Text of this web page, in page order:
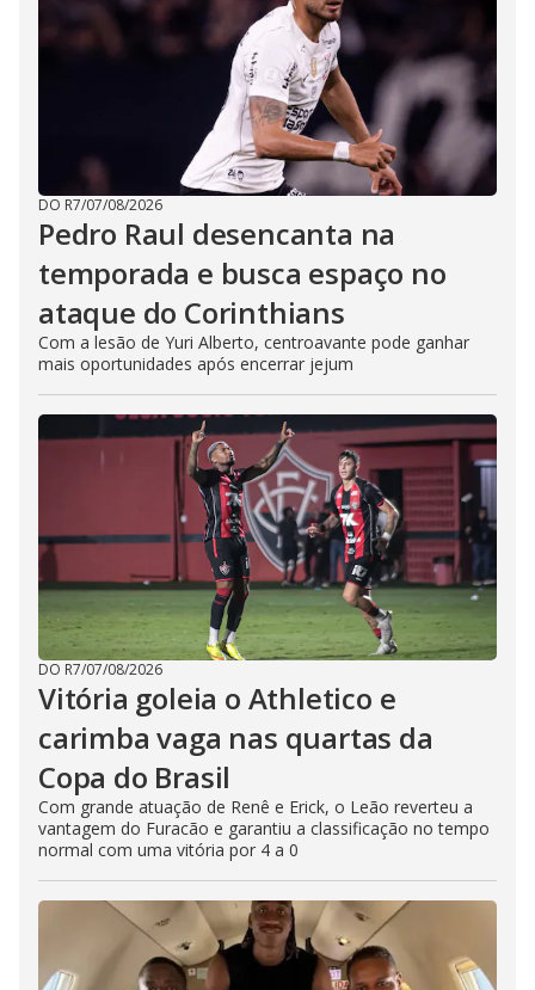
DO R7/07/08/2026
Pedro Raul desencanta na
temporada e busca espaço no
ataque do Corinthians
Com a lesão de Yuri Alberto, centroavante pode ganhar
mais oportunidades após encerrar jejum
DO R7/07/08/2026
Vitória goleia o Athletico e
carimba vaga nas quartas da
Copa do Brasil
Com grande atuação de Renê e Erick, o Leão reverteu a
vantagem do Furacão e garantiu a classificação no tempo
normal com uma vitória por 4 a 0